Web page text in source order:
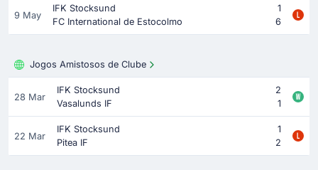
9 May
IFK Stocksund
1
FC International de Estocolmo
6
Jogos Amistosos de Clube
28 Mar
IFK Stocksund
2
Vasalunds IF
1
22 Mar
IFK Stocksund
1
Pitea IF
2